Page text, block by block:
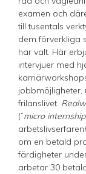
examen och
till tusentals
dem förverkliga
har valt. Här
intervjuer med
jobbmöjligheter,
frilanslivet.
(”micro
om en betald
färdigheter
arbetar 30